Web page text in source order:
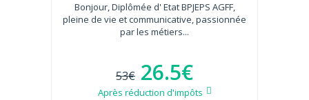
Bonjour, Diplômée d' Etat BPJEPS AGFF,
pleine de vie et communicative, passionnée
par les métiers...
53€ 26.5€
Après réduction d'impôts